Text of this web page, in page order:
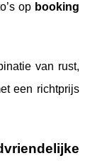
op booking
van rust,
een richtprijs